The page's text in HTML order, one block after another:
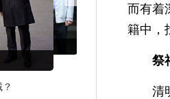
而有着
籍中，
祭
清